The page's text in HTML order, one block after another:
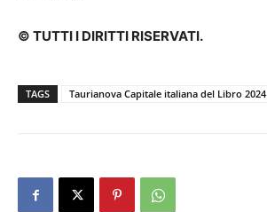
© TUTTI I DIRITTI RISERVATI.
TAGS Taurianova Capitale italiana del Libro 2024